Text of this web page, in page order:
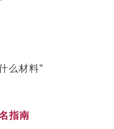
么材料”
指南